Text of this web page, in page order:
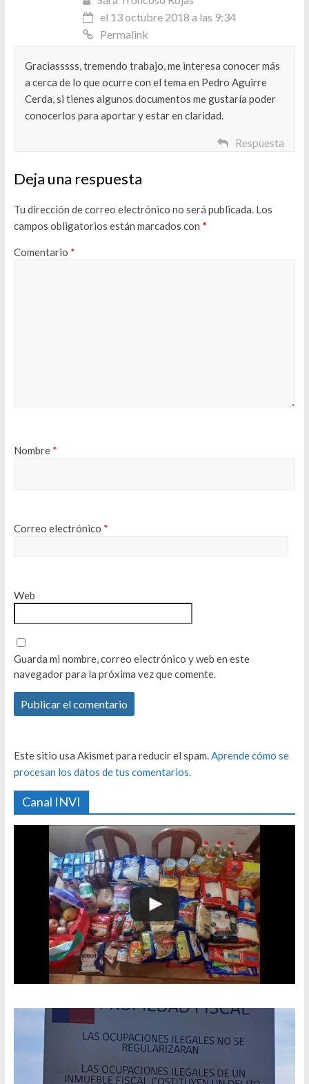
el 13 octubre 2018 a las 9:34
Permalink
Graciasssss, tremendo trabajo, me interesa conocer más
a cerca de lo que ocurre con el tema en Pedro Aguirre
Cerda, si tienes algunos documentos me gustaría poder
conocerlos para aportar y estar en claridad.
Respuesta
Deja una respuesta
Tu dirección de correo electrónico no será publicada. Los
campos obligatorios están marcados con *
Comentario *
Nombre *
Correo electrónico *
Web
Guarda mi nombre, correo electrónico y web en este
navegador para la próxima vez que comente.
Este sitio usa Akismet para reducir el spam.Aprende cómo se
procesan los datos de tus comentarios.
Canal INVI